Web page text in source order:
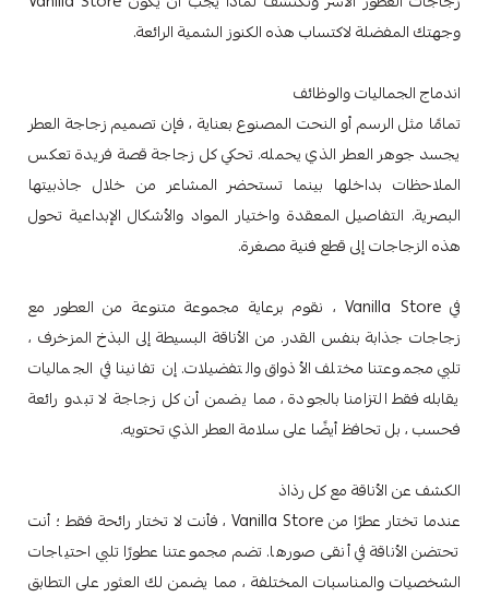
وجهتك المفضلة لاكتساب هذه الكنوز الشمية الرائعة.
اندماج الجماليات والوظائف
تمامًا مثل الرسم أو النحت المصنوع بعناية ، فإن تصميم زجاجة العطر
يجسد جوهر العطر الذي يحمله. تحكي كل زجاجة قصة فريدة تعكس
الملاحظات بداخلها بينما تستحضر المشاعر من خلال جاذبيتها
البصرية. التفاصيل المعقدة واختيار المواد والأشكال الإبداعية تحول
هذه الزجاجات إلى قطع فنية مصغرة.
في Vanilla Store ، نقوم برعاية مجموعة متنوعة من العطور مع
زجاجات جذابة بنفس القدر. من الأناقة البسيطة إلى البذخ المزخرف ،
تلبي مجموعتنا مختلف الأذواق والتفضيلات. إن تفانينا في الجماليات
يقابله فقط التزامنا بالجودة ، مما يضمن أن كل زجاجة لا تبدو رائعة
فحسب ، بل تحافظ أيضًا على سلامة العطر الذي تحتويه.
الكشف عن الأناقة مع كل رذاذ
عندما تختار عطرًا من Vanilla Store ، فأنت لا تختار رائحة فقط ؛ أنت
تحتضن الأناقة في أنقى صورها. تضم مجموعتنا عطورًا تلبي احتياجات
الشخصيات والمناسبات المختلفة ، مما يضمن لك العثور على التطابق